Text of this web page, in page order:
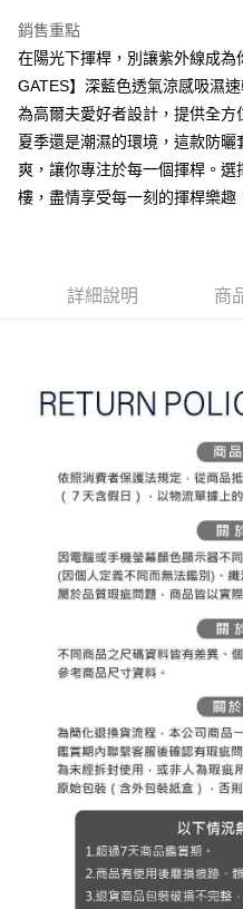
成交易。
3.實際核准額度、可分期數及費用金
4.訂單成立30分鐘內，如未前往確
消。如遇「轉專審核」未通過狀況
法說明評估內容。
1.分期款項不併入電信帳單，「大
醒簡訊。
2.透過簡訊連結打開帳單後，可選擇
帳／街口支付／iPASS MONEY」等
用戶於交易時，得透過本服務購買
3.完整用戶服務條款，請詳閱以下連
AFTEE先享後付是「在收到商品之
便利好安心！
１．簡單：不需註冊會員、不需綁
２．便利：只要手機號碼，簡訊認
３．安心：先確認商品／服務後，
【「AFTEE先享後付」結帳流程】
１．於結帳方式選擇「AFTEE先享
結帳頁面，進行簡訊認證並確認金額
購買商品的店家。未經商家同意取
【注意事項】
１．透過由恩沛科技股份有限公司
易，需依本服務之必要範圍內提供
權轉讓予恩沛科技股份有限公司。
２．關於個人資料處理事宜，請瀏
https://aftee.tw/terms/#terms3
３．未成年的使用者請事先徵得法
「AFTEE先享後付」，若未經同意
４．使用「AFTEE先享後付」時，
時審查核予不同之上限額度；若仍
５．嚴禁一人註冊多個帳號或使用
恩沛科技股份有限公司將有權停止
ATM付款
運送方式
全家取貨付款
付款後全家取貨
7-11取貨付款
付款後7-11取貨
免運費
免運費
銷售重點
在陽光下揮桿，別讓紫外線成為
GATES】深藍色透氣涼感吸濕
為高爾夫愛好者設計，提供全
夏季還是潮濕的環境，這款防
爽，讓你專注於每一個揮桿。
樓，盡情享受每一刻的揮桿樂趣
詳細說明 商